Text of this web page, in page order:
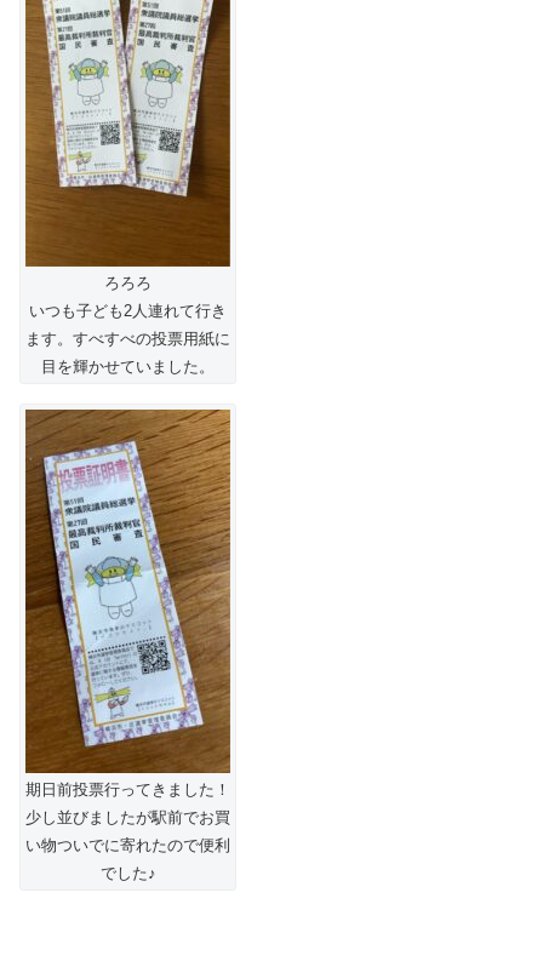
ろろろ
いつも子ども2人連れて行き
ます。すべすべの投票用紙に
目を輝かせていました。
期日前投票行ってきました！
少し並びましたが駅前でお買
い物ついでに寄れたので便利
でした♪